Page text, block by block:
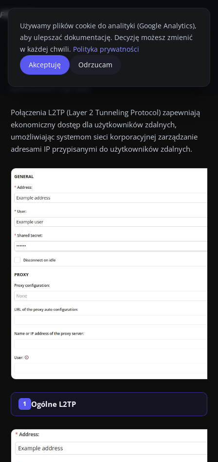
Strona główna Przewodnik Administratora
L2TP
Zaktualizowano:3 gru 2024
Połączenia L2TP (Layer 2 Tunneling Protocol) zapewniają
ekonomiczny dostęp dla użytkowników zdalnych,
umożliwiając systemom sieci korporacyjnej zarządzanie
adresami IP przypisanymi do użytkowników zdalnych.
1 Ogólne L2TP
Używamy plików cookie do analityki (Google Analytics),
aby ulepszać dokumentację. Decyzję możesz zmienić
w każdej chwili. Polityka prywatności
Akceptuję
Odrzucam